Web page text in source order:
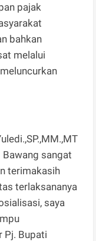
pajak
bahkan
melalui
Bawang sangat
terimakasih
terlaksananya
saya
Pj. Bupati